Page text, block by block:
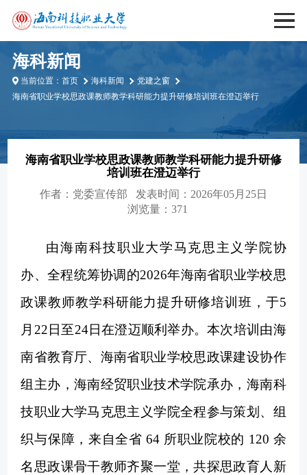
海科新闻
当前位置：首页 海科新闻
党建之窗
海南省职业学校思政课教师教学科研能力提升研修培训班在澄迈举行
海南省职业学校思政课教师教学科研能力提升研修
培训班在澄迈举行
作者： 党委宣传部
发表时间：2026年05月25日
浏览量：371
由海南科技职业大学马克思主义学院协
办、全程统筹协调的2026年海南省职业学校思
政课教师教学科研能力提升研修培训班，于5
月22日至24日在澄迈顺利举办。本次培训由海
南省教育厅、海南省职业学校思政课建设协作
组主办，海南经贸职业技术学院承办，海南科
技职业大学马克思主义学院全程参与策划、组
织与保障，来自全省 64 所职业院校的 120 余
名思政课骨干教师齐聚一堂，共探思政育人新